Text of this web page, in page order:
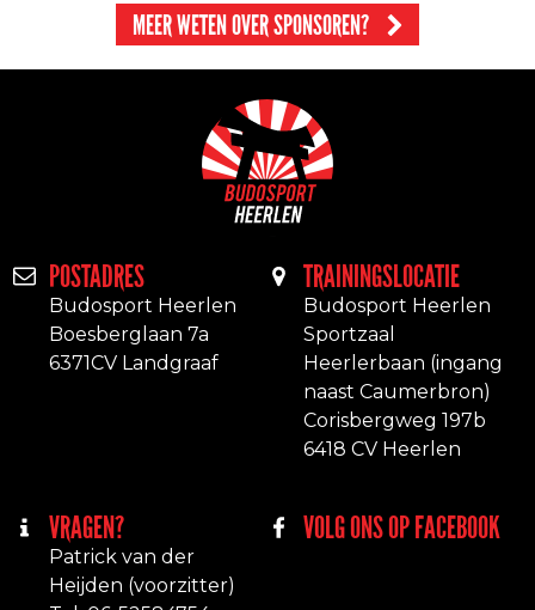
MEER WETEN OVER SPONSOREN?
POSTADRES
Budosport Heerlen
Boesberglaan 7a
6371CV Landgraaf
TRAININGSLOCATIE
Budosport Heerlen
Sportzaal
Heerlerbaan (ingang
naast Caumerbron)
Corisbergweg 197b
6418 CV Heerlen
VRAGEN?
Patrick van der
Heijden (voorzitter)
VOLG ONS OP FACEBOOK